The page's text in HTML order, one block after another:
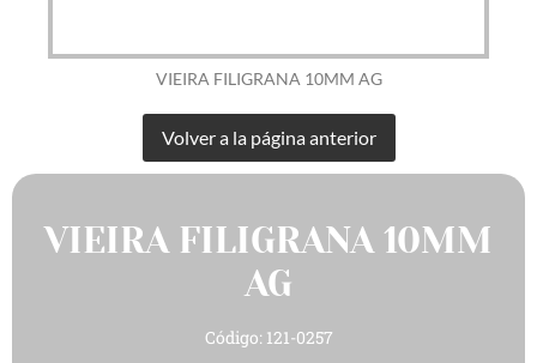
VIEIRA FILIGRANA 10MM AG
VIEIRA FILIGRANA 10MM
AG
Código: 121-0257